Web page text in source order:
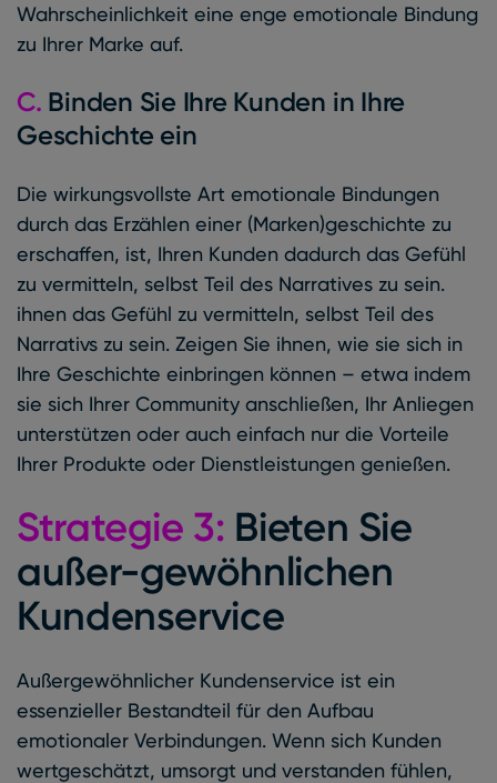
Wahrscheinlichkeit eine enge emotionale Bindung
zu Ihrer Marke auf.
C. Binden Sie Ihre Kunden in Ihre
Geschichte ein
Die wirkungsvollste Art emotionale Bindungen
durch das Erzählen einer (Marken)geschichte zu
erschaffen, ist, Ihren Kunden dadurch das Gefühl
zu vermitteln, selbst Teil des Narratives zu sein.
ihnen das Gefühl zu vermitteln, selbst Teil des
Narrativs zu sein. Zeigen Sie ihnen, wie sie sich in
Ihre Geschichte einbringen können – etwa indem
sie sich Ihrer Community anschließen, Ihr Anliegen
unterstützen oder auch einfach nur die Vorteile
Ihrer Produkte oder Dienstleistungen genießen.
Strategie 3: Bieten Sie
außer-gewöhnlichen
Kundenservice
Außergewöhnlicher Kundenservice ist ein
essenzieller Bestandteil für den Aufbau
emotionaler Verbindungen. Wenn sich Kunden
wertgeschätzt, umsorgt und verstanden fühlen,